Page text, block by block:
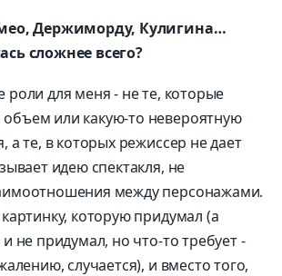
Держиморду, Кулигина…
сложнее всего?
для меня - не те, которые
или какую-то невероятную
а те, в которых режиссер не дает
идею спектакля, не
между персонажами.
которую придумал (а
не придумал, но что-то требует -
случается), и вместо того,